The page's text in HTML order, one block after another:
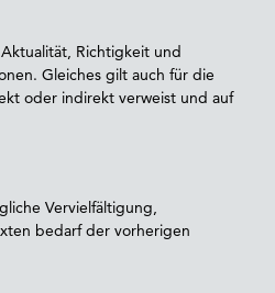
Richtigkeit und
Gleiches gilt auch für die
oder indirekt verweist und auf
Vervielfältigung,
bedarf der vorherigen